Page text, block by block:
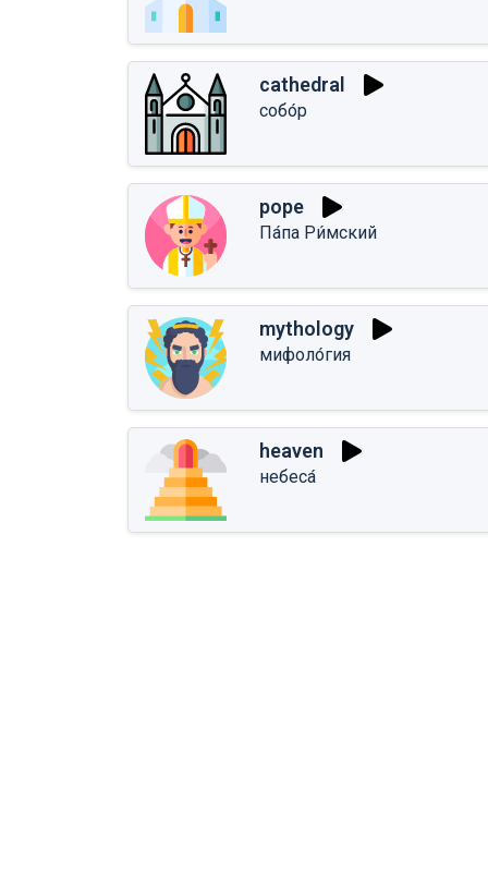
cathedral
собо́р
pope
Па́па Ри́мский
mythology
мифоло́гия
heaven
небеса́